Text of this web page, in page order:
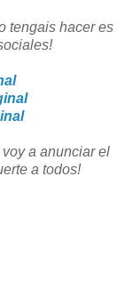
tengais hacer es
a anunciar el
a todos!